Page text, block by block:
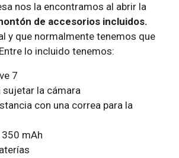
nos la encontramos al abrir la
de accesorios incluidos.
y que normalmente tenemos que
lo incluido tenemos:
7
sujetar la cámara
con una correa para la
mAh